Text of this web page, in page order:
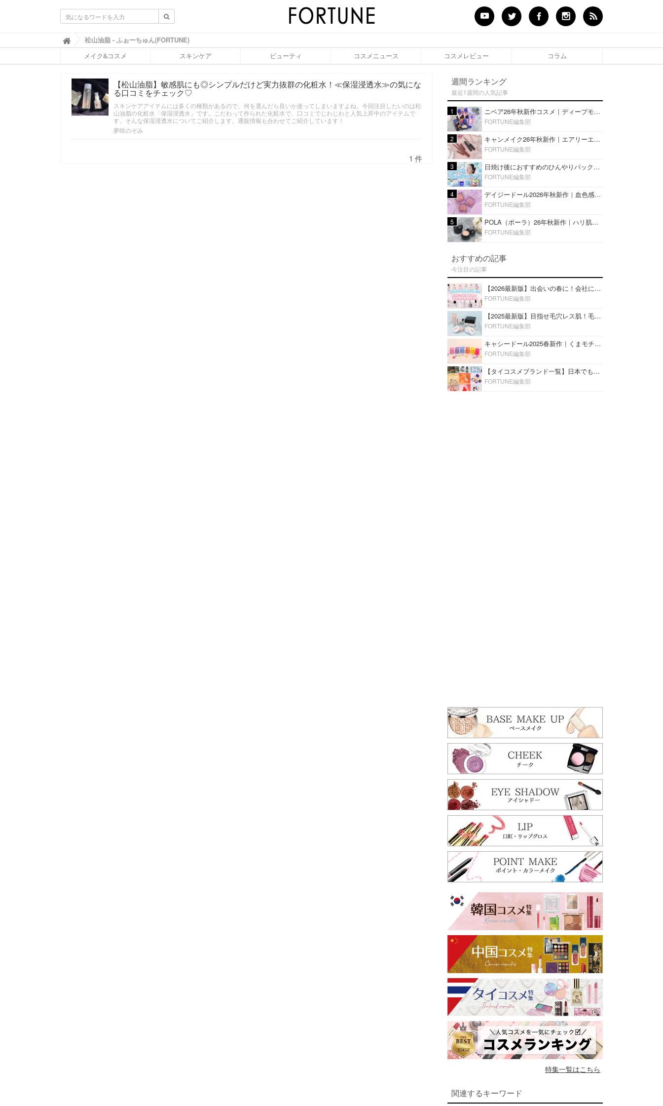
ふ
ぉ
ち
ん
(
F
O
松山油脂 - ふぉーちゅん(FORTUNE)
メイク&コスメ スキンケア ビューティ コスメニュース コスメレビュー コラム
【松山油脂】敏感肌にも◎シンプルだけど実力抜群の化粧水！≪保湿浸透水≫の気にな
る口コミをチェック♡
スキンケアアイテムには多くの種類があるので、何を選んだら良いか迷ってしまいますよね。今回注目したいのは松
山油脂の化粧水「保湿浸透水」です。こだわって作られた化粧水で、口コミでじわじわと人気上昇中のアイテムで
す。そんな保湿浸透水についてご紹介します。通販情報も合わせてご紹介しています！
夢咲のぞみ
1 件
週間ランキング
最近1週間の人気記事
1 ニベア26年秋新作コスメ｜ディープモイスチャーリップの美容液タイプや2in1ボディクリームスクラブも
FORTUNE編集部
2 キャンメイク26年秋新作｜エアリーエクステンションライナー＆カールスナイパーマスカラ新色をレビュー
FORTUNE編集部
3 日焼け後におすすめのひんやりパック14選｜暑い夏にぴったりな冷凍／鎮静／うるおいチャージマスクを紹介
FORTUNE編集部
4 デイジードール2026年秋新作｜血色感が可愛い♡『パウダー ブラッシュ ブルーム』新3色をレビュー
FORTUNE編集部
5 POLA（ポーラ）26年秋新作｜ハリ肌を叶える『B.A デイ プランプ ファンデーション』を口コミ
FORTUNE編集部
おすすめの記事
今注目の記事
【2026最新版】出会いの春に！会社にもおすすめの好印象な香水14選♡ビジネスの場での香水マナーも
FORTUNE編集部
【2025最新版】目指せ毛穴レス肌！毛穴を埋めて隠す「おすすめ部分用下地＆プライマー」ランキング♡
FORTUNE編集部
キャシードール2025春新作｜くまモチーフのミニリップ「シャイニーベア リップモイスト」をレビュー♡
FORTUNE編集部
【タイコスメブランド一覧】日本でも人気沸騰中の“タイコスメ”ブランド20選！
FORTUNE編集部
特集一覧はこちら
関連するキーワード